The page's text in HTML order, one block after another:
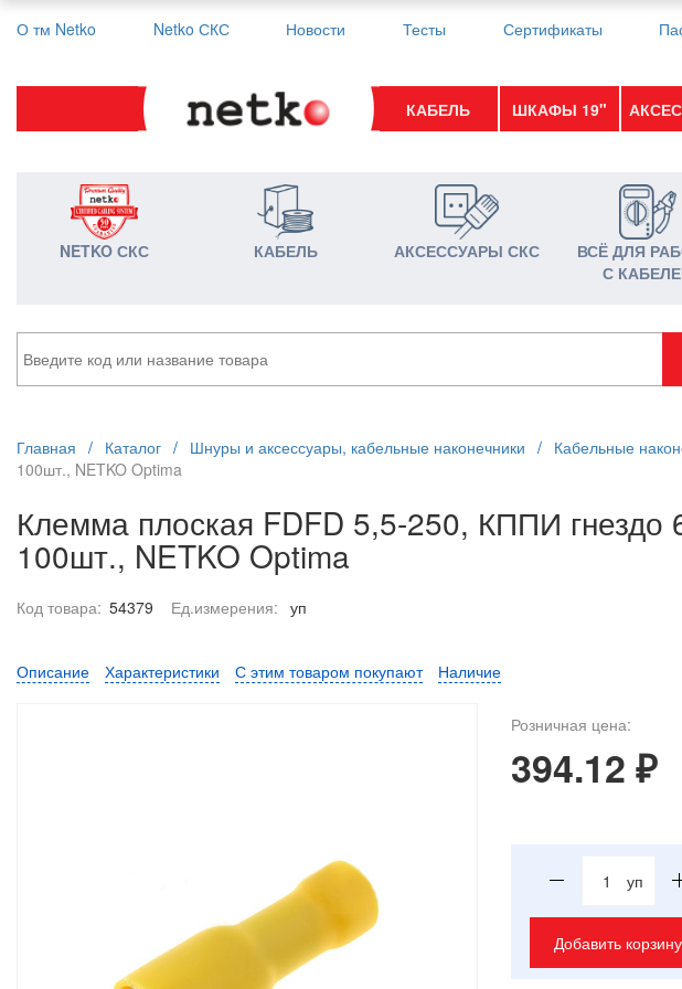
О тм Netko Netko СКС Новости Тесты Сертификаты
КАБЕЛЬ ШКАФЫ 19"
NETKO СКС КАБЕЛЬ АКСЕССУАРЫ СКС
ВСЁ ДЛЯ
С
Главная / Каталог / Шнуры и аксессуары, кабельные наконечники / Кабельные
100шт., NETKO Optima
Клемма плоская FDFD 5,5-250, КППИ
100шт., NETKO Optima
Код товара: 54379 Ед.измерения: уп
Описание Характеристики С этим товаром покупают Наличие
Розничная цена:
394.12 ₽
уп
Добавить корзину